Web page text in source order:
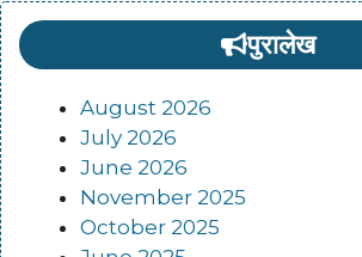
पुरालेख
August 2026
July 2026
June 2026
November 2025
October 2025